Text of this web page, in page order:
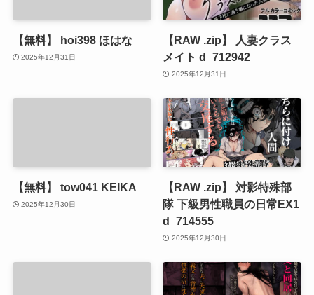
【無料】 hoi398 ほはな
2025年12月31日
【RAW .zip】 人妻クラス
メイト d_712942
2025年12月31日
【無料】 tow041 KEIKA
2025年12月30日
【RAW .zip】 対影特殊部
隊 下級男性職員の日常EX1
d_714555
2025年12月30日